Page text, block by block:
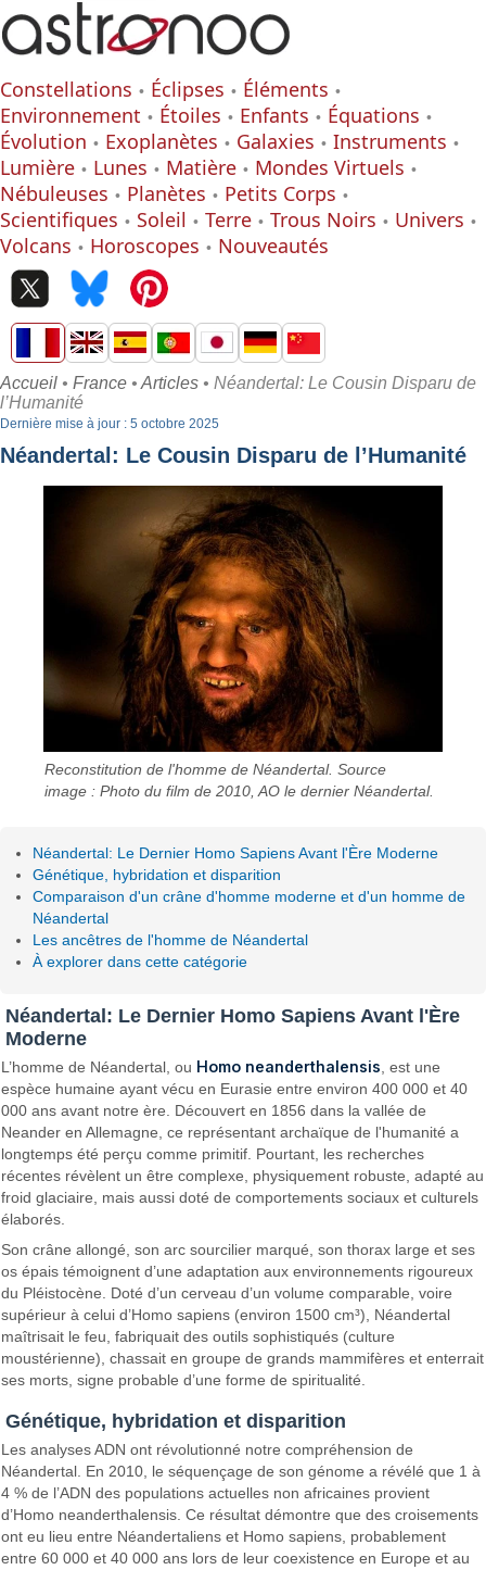
Constellations Éclipses
Éléments
Environnement
Étoiles Enfants
Équations
Évolution
Exoplanètes Galaxies
Instruments
Lumière
Lunes Matière
Mondes Virtuels
Nébuleuses
Planètes
Petits Corps
Scientifiques
Soleil Terre Trous Noirs
Univers
Volcans
Horoscopes Nouveautés
Accueil • France • Articles • Néandertal: Le Cousin Disparu de
l’Humanité
Dernière mise à jour : 5 octobre 2025
Néandertal: Le Cousin Disparu de l’Humanité
Reconstitution de l'homme de Néandertal. Source
image : Photo du film de 2010, AO le dernier Néandertal.
Néandertal: Le Dernier Homo Sapiens Avant l'Ère Moderne
Génétique, hybridation et disparition
Comparaison d'un crâne d'homme moderne et d'un homme de
Néandertal
Les ancêtres de l'homme de Néandertal
À explorer dans cette catégorie
Néandertal: Le Dernier Homo Sapiens Avant l'Ère
Moderne
L’homme de Néandertal, ou Homo neanderthalensis , est une
espèce humaine ayant vécu en Eurasie entre environ 400 000 et 40
000 ans avant notre ère. Découvert en 1856 dans la vallée de
Neander en Allemagne, ce représentant archaïque de l'humanité a
longtemps été perçu comme primitif. Pourtant, les recherches
récentes révèlent un être complexe, physiquement robuste, adapté au
froid glaciaire, mais aussi doté de comportements sociaux et culturels
élaborés.
Son crâne allongé, son arc sourcilier marqué, son thorax large et ses
os épais témoignent d’une adaptation aux environnements rigoureux
du Pléistocène. Doté d’un cerveau d’un volume comparable, voire
supérieur à celui d’Homo sapiens (environ 1500 cm³), Néandertal
maîtrisait le feu, fabriquait des outils sophistiqués (culture
moustérienne), chassait en groupe de grands mammifères et enterrait
ses morts, signe probable d’une forme de spiritualité.
Génétique, hybridation et disparition
Les analyses ADN ont révolutionné notre compréhension de
Néandertal. En 2010, le séquençage de son génome a révélé que 1 à
4 % de l’ADN des populations actuelles non africaines provient
d’Homo neanderthalensis. Ce résultat démontre que des croisements
ont eu lieu entre Néandertaliens et Homo sapiens, probablement
entre 60 000 et 40 000 ans lors de leur coexistence en Europe et au